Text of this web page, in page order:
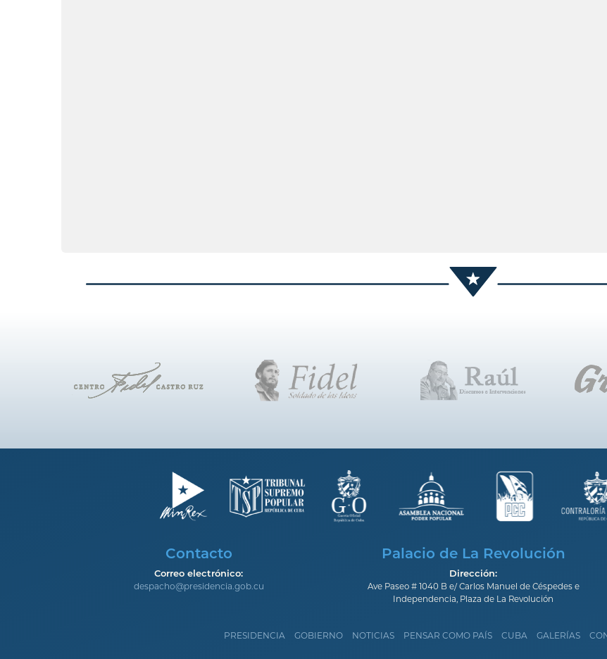
Contacto
Correo electrónico:
despacho@presidencia.gob.cu
Palacio de La Revolución
Dirección:
Ave Paseo # 1040 B e/ Carlos Manuel de Céspedes e
Independencia, Plaza de La Revolución
PRESIDENCIA GOBIERNO NOTICIAS PENSAR COMO PAÍS CUBA GALERÍAS